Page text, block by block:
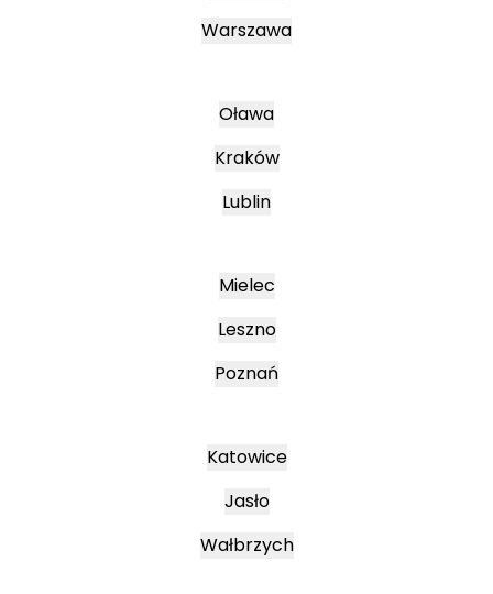
Warszawa
Oława
Kraków
Lublin
Mielec
Leszno
Poznań
Katowice
Jasło
Wałbrzych